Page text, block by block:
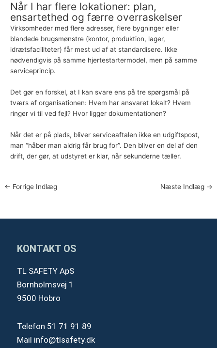
Når I har flere lokationer: plan,
ensartethed og færre overraskelser
Virksomheder med flere adresser, flere bygninger eller
blandede brugsmønstre (kontor, produktion, lager,
idrætsfaciliteter) får mest ud af at standardisere. Ikke
nødvendigvis på samme hjertestartermodel, men på samme
serviceprincip.
Det gør en forskel, at I kan svare ens på tre spørgsmål på
tværs af organisationen: Hvem har ansvaret lokalt? Hvem
ringer vi til ved fejl? Hvor ligger dokumentationen?
Når det er på plads, bliver serviceaftalen ikke en udgiftspost,
man “håber man aldrig får brug for”. Den bliver en del af den
drift, der gør, at udstyret er klar, når sekunderne tæller.
← Forrige Indlæg Næste Indlæg →
KONTAKT OS
TL SAFETY ApS
Bornholmsvej 1
9500 Hobro
Telefon 51 71 91 89
Mail info@tlsafety.dk